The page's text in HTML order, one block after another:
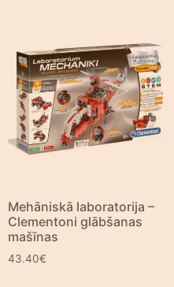
Mehāniskā laboratorija –
Clementoni glābšanas
mašīnas
43.40€